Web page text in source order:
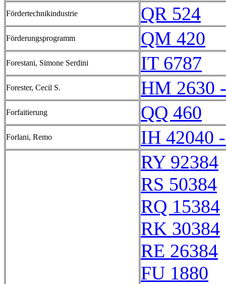
Fördertechnikindustrie QR 524
Förderungsprogramm QM 420
Forestani, Simone Serdini IT 6787
Forester, Cecil S. HM 2630
Forfaitierung QQ 460
Forlani, Remo
IH 42040
RY 92384
RS 50384
RQ 15384
RK 30384
RE 26384
FU 1880